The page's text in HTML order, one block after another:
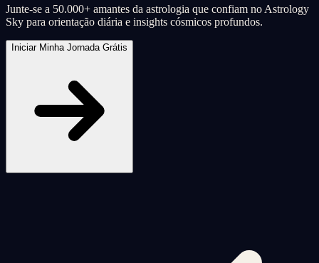
Junte-se a 50.000+ amantes da astrologia que confiam no Astrology
Sky para orientação diária e insights cósmicos profundos.
Iniciar Minha Jornada Grátis